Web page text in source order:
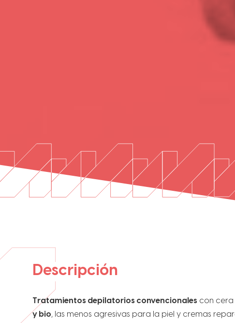
Descripción
Tratamientos depilatorios convencionales con cera
y bio, las menos agresivas para la piel y cremas